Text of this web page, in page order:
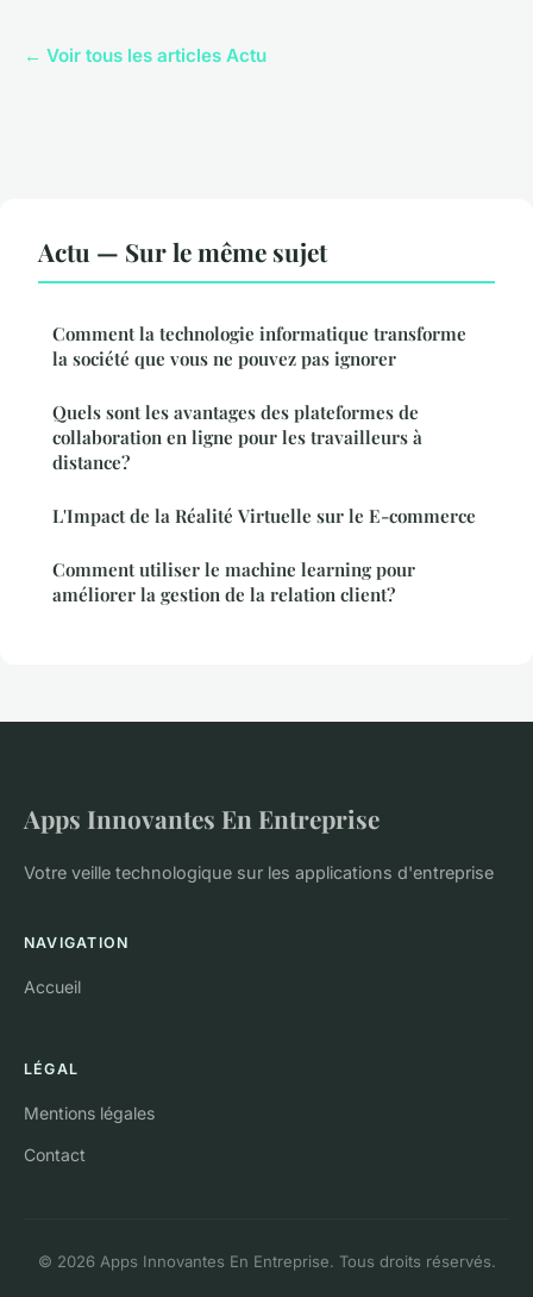
← Voir tous les articles Actu
Actu — Sur le même sujet
Comment la technologie informatique transforme
la société que vous ne pouvez pas ignorer
Quels sont les avantages des plateformes de
collaboration en ligne pour les travailleurs à
distance?
L'Impact de la Réalité Virtuelle sur le E-commerce
Comment utiliser le machine learning pour
améliorer la gestion de la relation client?
Apps Innovantes En Entreprise
Votre veille technologique sur les applications d'entreprise
NAVIGATION
Accueil
LÉGAL
Mentions légales
Contact
© 2026 Apps Innovantes En Entreprise. Tous droits réservés.